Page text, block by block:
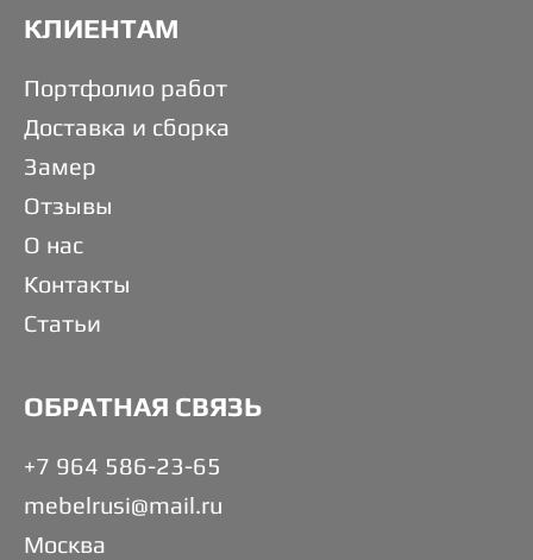
КЛИЕНТАМ
Портфолио работ
Доставка и сборка
Замер
Отзывы
О нас
Контакты
Статьи
ОБРАТНАЯ СВЯЗЬ
+7 964 586-23-65
mebelrusi@mail.ru
Москва